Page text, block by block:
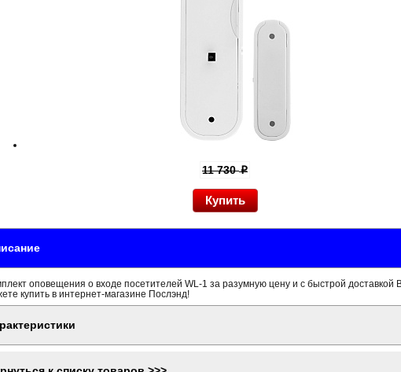
11 730p
оповещения о входе посетителей WL-1 за разумную цену и с быстрой доставкой
купить в интернет-магазине Послэнд!